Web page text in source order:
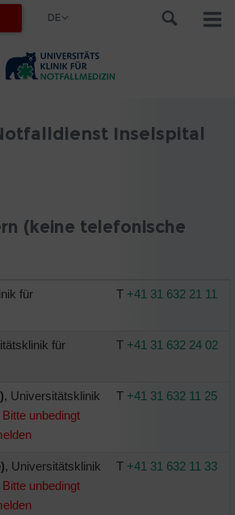
DE
Inselspital
(keine telefonische
für
T +41 31 632 21 11
für
T +41 31 632 24 02
, Universitätsklinik
Bitte unbedingt
T +41 31 632 11 25
, Universitätsklinik
Bitte unbedingt
T +41 31 632 11 33